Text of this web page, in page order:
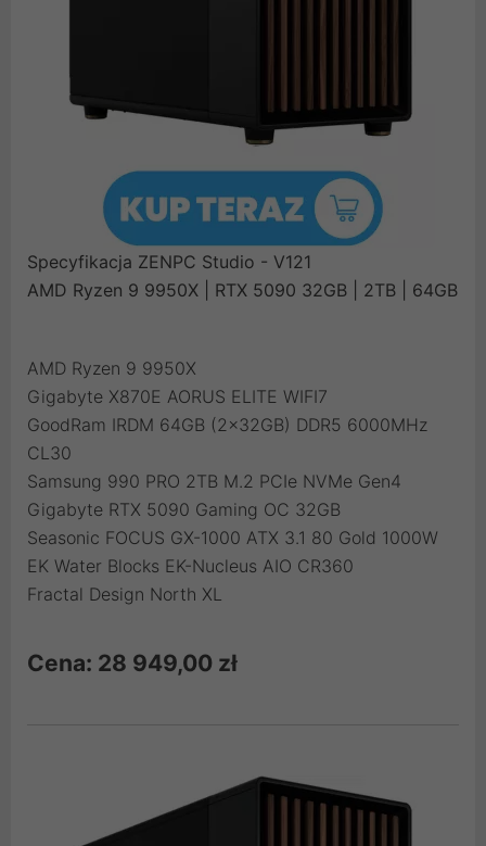
Specyfikacja ZENPC Studio - V121
AMD Ryzen 9 9950X | RTX 5090 32GB | 2TB | 64GB
AMD Ryzen 9 9950X
Gigabyte X870E AORUS ELITE WIFI7
GoodRam IRDM 64GB (2x32GB) DDR5 6000MHz
CL30
Samsung 990 PRO 2TB M.2 PCIe NVMe Gen4
Gigabyte RTX 5090 Gaming OC 32GB
Seasonic FOCUS GX-1000 ATX 3.1 80 Gold 1000W
EK Water Blocks EK-Nucleus AIO CR360
Fractal Design North XL
Cena: 28 949,00 zł